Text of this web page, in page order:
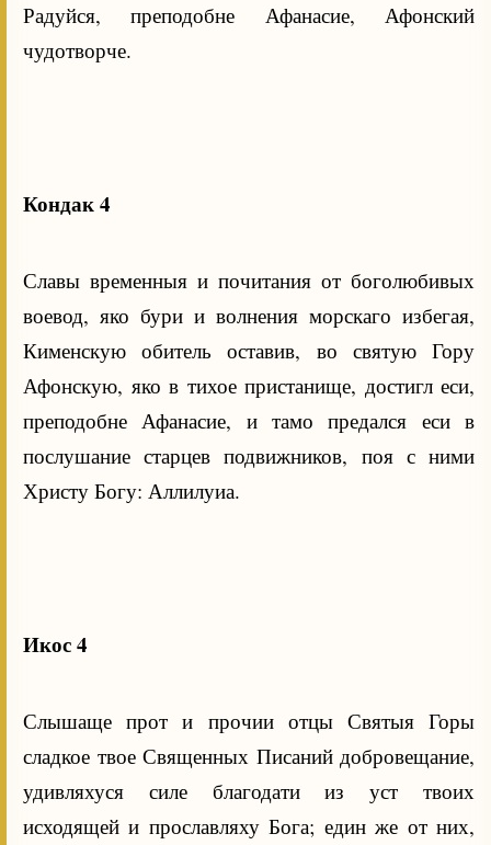
Радуйся, преподобне Афанасие, Афонский
чудотворче.
Кондак 4
Славы временныя и почитания от боголюбивых
воевод, яко бури и волнения морскаго избегая,
Кименскую обитель оставив, во святую Гору
Афонскую, яко в тихое пристанище, достигл еси,
преподобне Афанасие, и тамо предался еси в
послушание старцев подвижников, поя с ними
Христу Богу: Аллилуиа.
Икос 4
Слышаще прот и прочии отцы Святыя Горы
сладкое твое Священных Писаний добровещание,
удивляхуся силе благодати из уст твоих
исходящей и прославляху Бога; един же от них,